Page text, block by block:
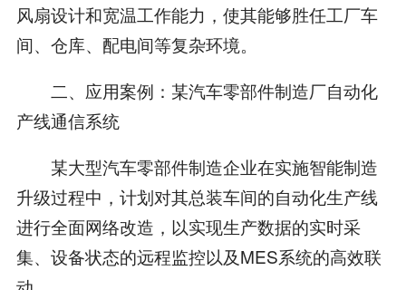
风扇设计和宽温工作能力，使其能够胜任工厂车
间、仓库、配电间等复杂环境。
二、应用案例：某汽车零部件制造厂自动化
产线通信系统
某大型汽车零部件制造企业在实施智能制造
升级过程中，计划对其总装车间的自动化生产线
进行全面网络改造，以实现生产数据的实时采
集、设备状态的远程监控以及MES系统的高效联